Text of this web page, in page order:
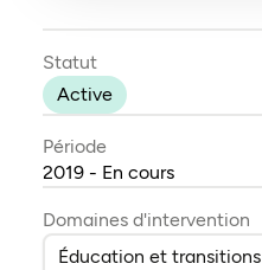
Statut
Active
Période
2019 - En cours
Domaines d'intervention
Éducation et transitions